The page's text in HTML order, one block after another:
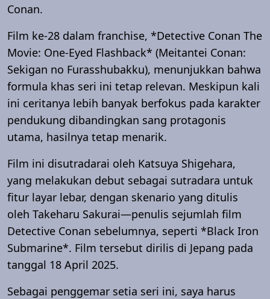
Conan.
Film ke-28 dalam franchise, *Detective Conan The
Movie: One-Eyed Flashback* (Meitantei Conan:
Sekigan no Furasshubakku), menunjukkan bahwa
formula khas seri ini tetap relevan. Meskipun kali
ini ceritanya lebih banyak berfokus pada karakter
pendukung dibandingkan sang protagonis
utama, hasilnya tetap menarik.
Film ini disutradarai oleh Katsuya Shigehara,
yang melakukan debut sebagai sutradara untuk
fitur layar lebar, dengan skenario yang ditulis
oleh Takeharu Sakurai—penulis sejumlah film
Detective Conan sebelumnya, seperti *Black Iron
Submarine*. Film tersebut dirilis di Jepang pada
tanggal 18 April 2025.
Sebagai penggemar setia seri ini, saya harus